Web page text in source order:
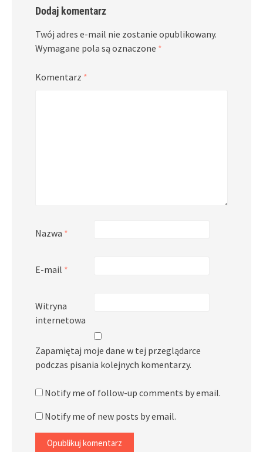
Dodaj komentarz
Twój adres e-mail nie zostanie opublikowany.
Wymagane pola są oznaczone *
Komentarz *
Nazwa *
E-mail *
Witryna
internetowa
Zapamiętaj moje dane w tej przeglądarce
podczas pisania kolejnych komentarzy.
Notify me of follow-up comments by email.
Notify me of new posts by email.